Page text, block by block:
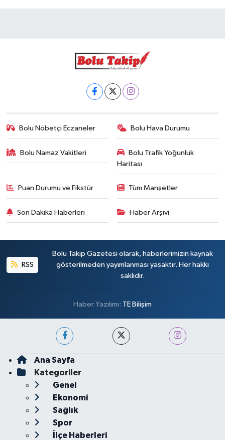
Bolu Nöbetçi Eczaneler Bolu Hava Durumu
Bolu Namaz Vakitleri
Bolu Trafik Yoğunluk
Haritası
Puan Durumu ve Fikstür Tüm Manşetler
Son Dakika Haberleri Haber Arşivi
RSS
Bolu Takip Gazetesi olarak, haberlerimizin kaynak
gösterilmeden yayımlanması yasaktır. Her hakkı
saklıdır.
Haber Yazılımı: TE Bilişim
Ana Sayfa
Kategoriler
Genel
Ekonomi
Sağlık
Spor
İlçe Haberleri